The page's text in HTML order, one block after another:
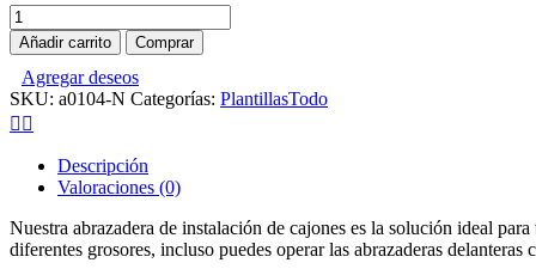
Abrazadera
reforzada
para
cajones
continuos
cantidad
Añadir carrito Comprar
Agregar deseos
SKU: a0104-N Categorías: PlantillasTodo
Descripción
Valoraciones (0)
Nuestra abrazadera de instalación de cajones es la solución ideal
diferentes grosores, incluso puedes operar las abrazaderas delanteras